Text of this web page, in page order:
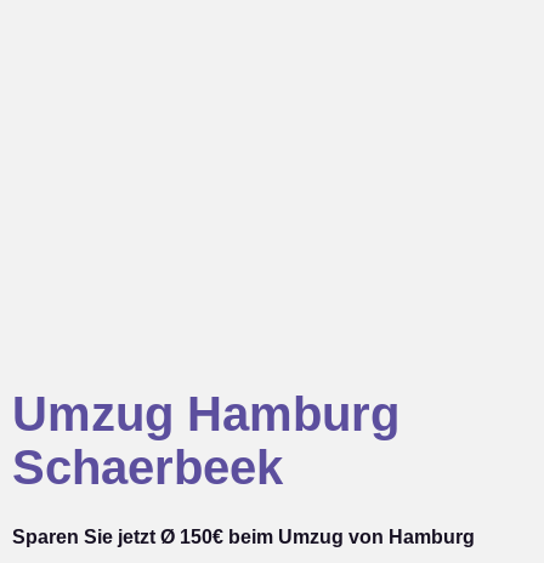
Umzug Hamburg
Schaerbeek
Sparen Sie jetzt Ø 150€ beim Umzug von Hamburg